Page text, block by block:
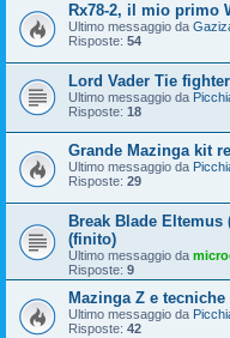
Rx78-2, il mio primo
Ultimo messaggio da
Risposte: 54
Lord Vader Tie
Ultimo messaggio da
Risposte: 18
Grande Mazinga kit
Ultimo messaggio da
Risposte: 29
Break Blade
(finito)
Ultimo messaggio da
Risposte: 9
Mazinga Z e
Ultimo messaggio da
Risposte: 42